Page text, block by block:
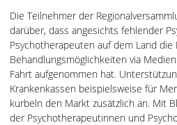
Die Teilnehmer der
darüber, dass angesichts fehlender
Psychotherapeuten auf dem Land
Behandlungsmöglichkeiten via
Fahrt aufgenommen hat.
Krankenkassen beispielsweise für
kurbeln den Markt zusätzlich an. Mit
der Psychotherapeutinnen und